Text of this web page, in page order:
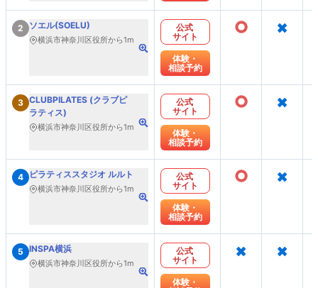
2 ソエル(SOELU)
横浜市神奈川区役所から1m
公式
サイト
体験・
相談予約
○ ×
3 CLUBPILATES (クラブピ
ラティス)
横浜市神奈川区役所から1m
公式
サイト
体験・
相談予約
○ ×
4 ピラティススタジオ ルルト
横浜市神奈川区役所から1m
公式
サイト
体験・
相談予約
○ ×
5 INSPA横浜
横浜市神奈川区役所から1m
公式
サイト
体験・
× ×